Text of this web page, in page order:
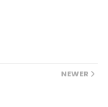
NEWER